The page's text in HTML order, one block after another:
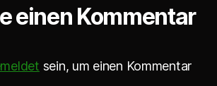
einen Kommentar
sein, um einen Kommentar